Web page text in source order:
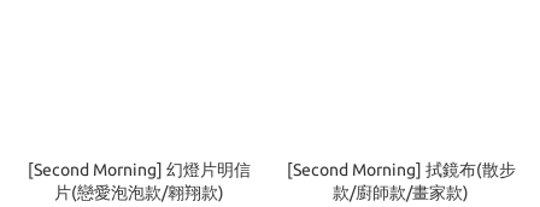
[Second Morning] 幻燈片明信
片(戀愛泡泡款/翱翔款)
[Second Morning] 拭鏡布(散步
款/廚師款/畫家款)